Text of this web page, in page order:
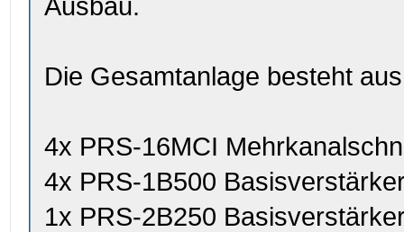
Ausbau.
Die Gesamtanlage besteht
4x PRS-16MCI
4x PRS-1B500
1x PRS-2B250